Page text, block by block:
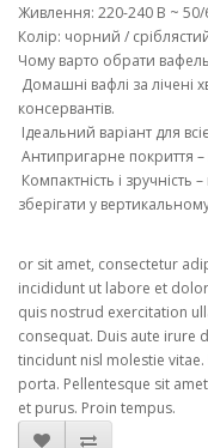
Живлення: 220-240 В ~ 50/
Колір: чорний /
Чому варто обрати
Домашні вафлі за лічені
консервантів.
Ідеальний варіант для
Антипригарне покриття –
Компактність і
зберігати у
or sit amet, consectetur
incididunt ut labore et
quis nostrud exercitation
consequat. Duis aute irure
tincidunt nisl molestie
porta. Pellentesque sit
et purus. Proin tempus.